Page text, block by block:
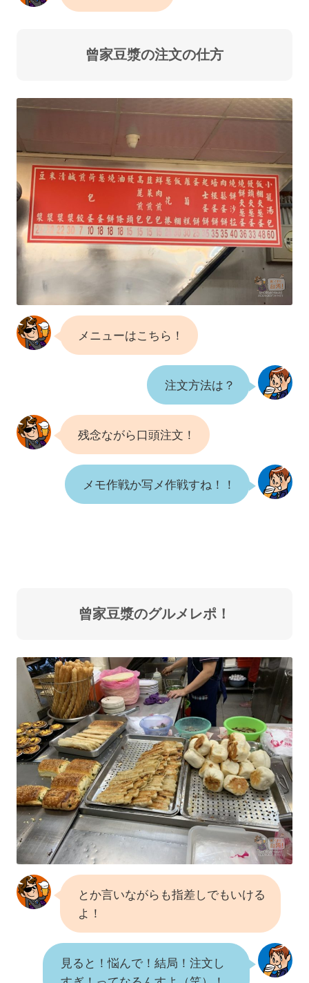
曾家豆漿の注文の仕方
メニューはこちら！
注文方法は？
残念ながら口頭注文！
メモ作戦か写メ作戦すね！！
曾家豆漿のグルメレポ！
とか言いながらも指差しでもいける
よ！
見ると！悩んで！結局！注文し